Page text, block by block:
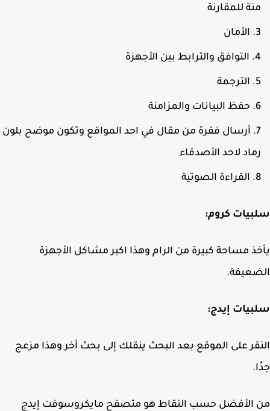
للمقارنة
الأمان
التوافق والترابط بين الأجهزة
الترجمة
حفظ البيانات والمزامنة
أرسال فقرة من مقال في احد المواقع وتكون موضح بلون
لاحد الأصدقاء
القراءة الصوتية
كروم:
مساحة كبيرة من الرام وهذا اكبر مشاكل الأجهزة
إيدج:
على الموقع بعد البحث ينقلك إلى بحث أخر وهذا مزعج
الأفضل حسب النقاط هو متصفح مايكروسوفت إيدج